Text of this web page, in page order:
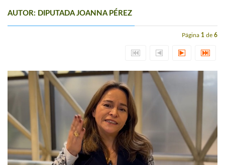
AUTOR: DIPUTADA JOANNA PÉREZ
Página 1 de 6